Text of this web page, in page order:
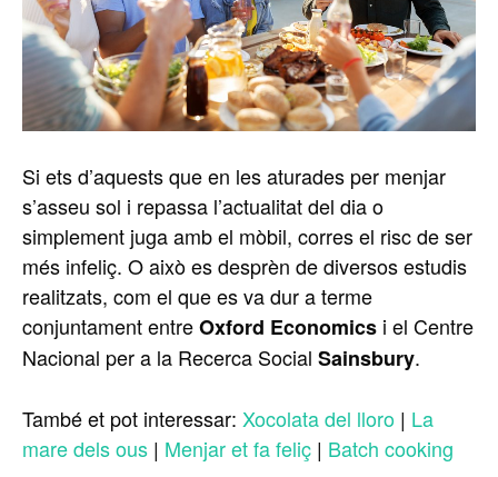
Si ets d’aquests que en les aturades per menjar
s’asseu sol i repassa l’actualitat del dia o
simplement juga amb el mòbil, corres el risc de ser
més infeliç. O això es desprèn de diversos estudis
realitzats, com el que es va dur a terme
conjuntament entreOxford Economics i el Centre
Nacional per a la Recerca Social Sainsbury.
També et pot interessar: Xocolata del lloro | La
mare dels ous | Menjar et fa feliç | Batch cooking